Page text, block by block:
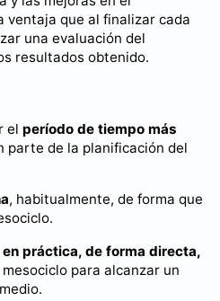
ventaja que al finalizar cada
una evaluación del
resultados obtenido.
el período de tiempo más
parte de la planificación del
, habitualmente, de forma que
en práctica, de forma directa,
para alcanzar un